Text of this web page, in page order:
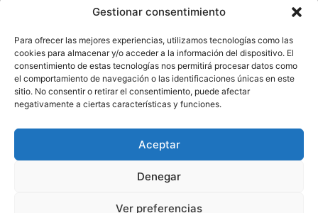
Gestionar consentimiento
Para ofrecer las mejores experiencias, utilizamos tecnologías como las
cookies para almacenar y/o acceder a la información del dispositivo. El
consentimiento de estas tecnologías nos permitirá procesar datos como
el comportamiento de navegación o las identificaciones únicas en este
sitio. No consentir o retirar el consentimiento, puede afectar
negativamente a ciertas características y funciones.
Aceptar
Denegar
Ver preferencias
© Copyrightfotomatonesmurcia.es
Todos los derechos reservados.
En fotomatonesmurcia.es te ofrecemos nuestro
servicio de fotomatón en Murcia y Alicante.
¡No dudes en contactarnos!
622 382 713- 968 205 280